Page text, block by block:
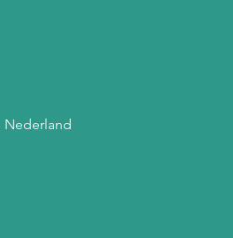
Nederland